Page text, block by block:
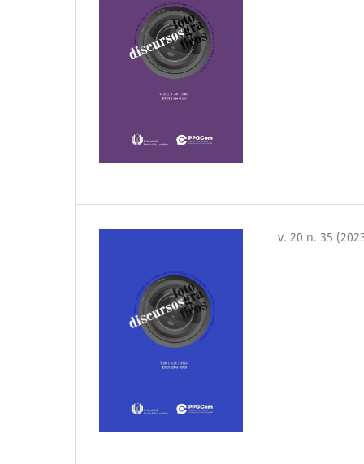
v. 20 n. 35